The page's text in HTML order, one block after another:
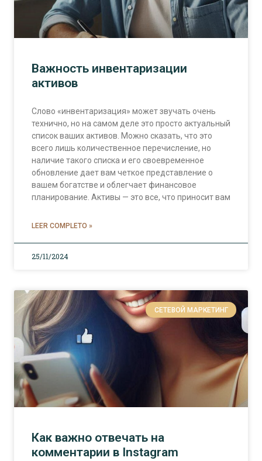
Важность инвентаризации
активов
Слово «инвентаризация» может звучать очень
технично, но на самом деле это просто актуальный
список ваших активов. Можно сказать, что это
всего лишь количественное перечисление, но
наличие такого списка и его своевременное
обновление дает вам четкое представление о
вашем богатстве и облегчает финансовое
планирование. Активы — это все, что приносит вам
LEER COMPLETO »
25/11/2024
СЕТЕВОЙ МАРКЕТИНГ
Как важно отвечать на
комментарии в Instagram